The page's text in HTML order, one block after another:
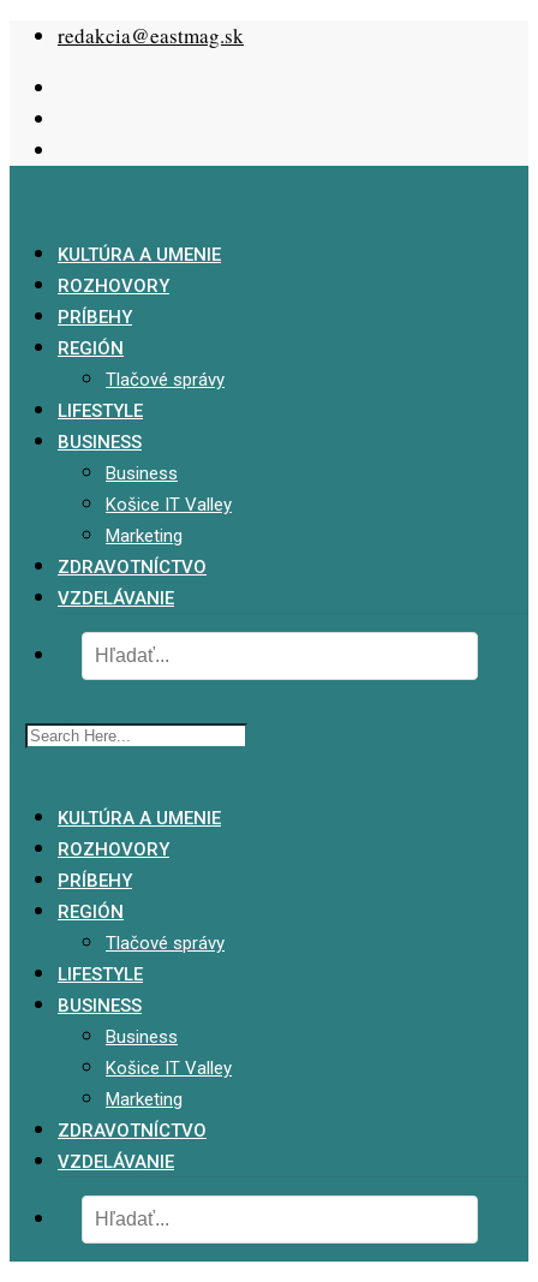
Skip
content
redakcia@eastmag.sk
KULTÚRA A UMENIE
ROZHOVORY
PRÍBEHY
REGIÓN
Tlačové správy
LIFESTYLE
BUSINESS
Business
Košice IT Valley
Marketing
ZDRAVOTNÍCTVO
VZDELÁVANIE
KULTÚRA A UMENIE
ROZHOVORY
PRÍBEHY
REGIÓN
Tlačové správy
LIFESTYLE
BUSINESS
Business
Košice IT Valley
Marketing
ZDRAVOTNÍCTVO
VZDELÁVANIE